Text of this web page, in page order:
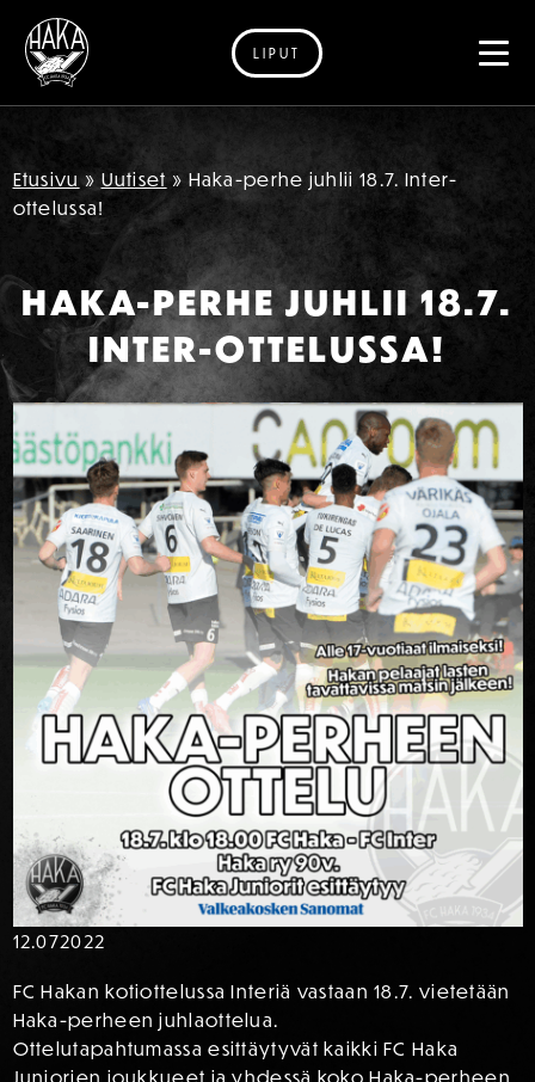
Siirry sisältöön
LIPUT
Etusivu » Uutiset » Haka-perhe juhlii 18.7. Inter-
ottelussa!
HAKA-PERHE JUHLII 18.7.
INTER-OTTELUSSA!
12.072022
FC Hakan kotiottelussa Interiä vastaan 18.7. vietetään
Haka-perheen juhlaottelua.
Ottelutapahtumassa esittäytyvät kaikki FC Haka